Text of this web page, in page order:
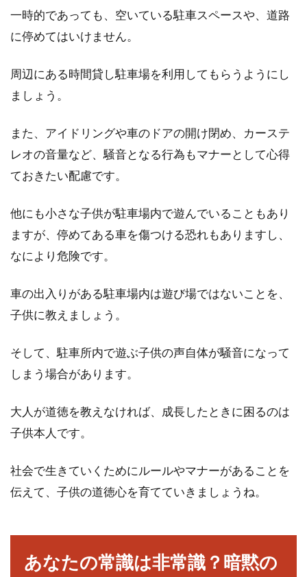
一時的であっても、空いている駐車スペースや、道路
に停めてはいけません。
周辺にある時間貸し駐車場を利用してもらうようにし
ましょう。
また、アイドリングや車のドアの開け閉め、カーステ
レオの音量など、騒音となる行為もマナーとして心得
ておきたい配慮です。
他にも小さな子供が駐車場内で遊んでいることもあり
ますが、停めてある車を傷つける恐れもありますし、
なにより危険です。
車の出入りがある駐車場内は遊び場ではないことを、
子供に教えましょう。
そして、駐車所内で遊ぶ子供の声自体が騒音になって
しまう場合があります。
大人が道徳を教えなければ、成長したときに困るのは
子供本人です。
社会で生きていくためにルールやマナーがあることを
伝えて、子供の道徳心を育てていきましょうね。
あなたの常識は非常識？暗黙の